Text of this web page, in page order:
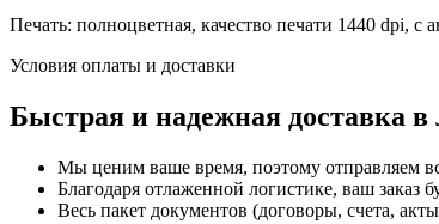
Печать: полноцветная, качество печати 1440 dpi,
Условия оплаты и доставки
Быстрая и надежная доставка
Мы ценим ваше время, поэтому отправляем
Благодаря отлаженной логистике, ваш заказ
Весь пакет документов (договоры, счета,